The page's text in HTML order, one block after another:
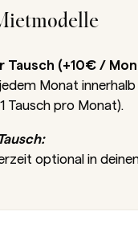
Tausch (+10€ /
Monat
Tausch pro Monat).
optional in